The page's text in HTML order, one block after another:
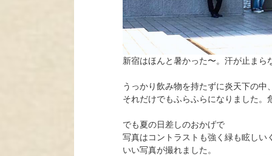
新宿はほんと暑かった〜。汗が止まら
うっかり飲み物を持たずに炎天下の
それだけでもふらふらになりました。
でも夏の日差しのおかげで
写真はコントラストも強く緑も眩しい
いい写真が撮れました。